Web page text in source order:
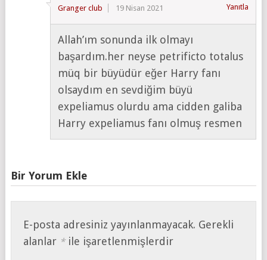
Granger club 19 Nisan 2021 Yanıtla
Allah’ım sonunda ilk olmayı
başardım.her neyse petrificto totalus
müq bir büyüdür eğer Harry fanı
olsaydım en sevdiğim büyü
expeliamus olurdu ama cidden galiba
Harry expeliamus fanı olmuş resmen
Bir Yorum Ekle
E-posta adresiniz yayınlanmayacak. Gerekli
alanlar *ile işaretlenmişlerdir